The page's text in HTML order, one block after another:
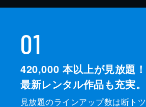
01
420,000 本以上が見放題！
最新レンタル作品も充実。
見放題のラインアップ数は断トツ